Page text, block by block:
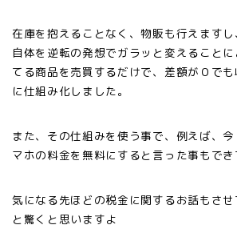
在庫を抱えることなく、物販も行えます
自体を逆転の発想でガラッと変えること
てる商品を売買するだけで、差額が０で
に仕組み化しました。
また、その仕組みを使う事で、例えば、
マホの料金を無料にすると言った事もでき
気になる先ほどの税金に関するお話もさ
と驚くと思いますよ